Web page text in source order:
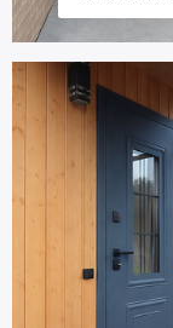
плотное
Стоимость указана
лет.
Позвоните в отдел
приобрести дверь
замер.
транспортом,